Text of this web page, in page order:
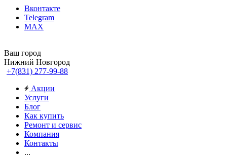
Вконтакте
Telegram
MAX
Ваш город
Нижний Новгород
+7(831) 277-99-88
Акции
Услуги
Блог
Как купить
Ремонт и сервис
Компания
Контакты
...